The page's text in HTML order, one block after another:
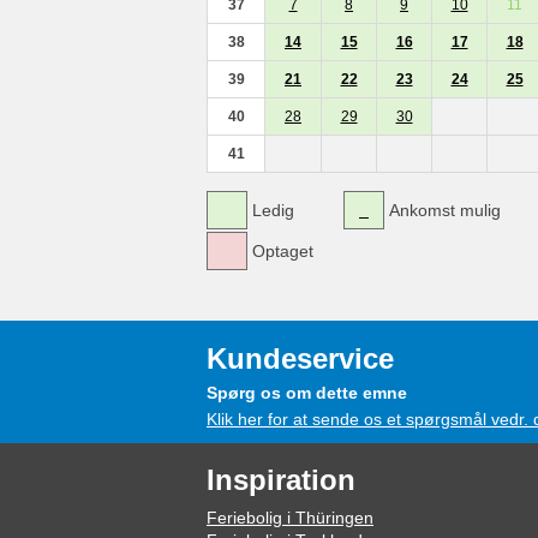
37 7 8 9 10 11
38 14 15 16 17 18
39 21 22 23 24 25
40 28 29 30
41
Ledig
Optaget
Ankomst mulig
Kundeservice
Spørg os om dette emne
Klik her for at sende os et spørgsmål vedr.
Inspiration
Feriebolig i Thüringen